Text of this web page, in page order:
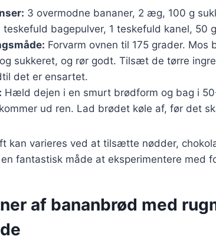
3 overmodne bananer, 2 æg, 100 g
teskefuld bagepulver, 1 teskefuld kanel, 50
Forvarm ovnen til 175 grader.
sukkeret, og rør godt. Tilsæt de tørre
det er ensartet.
Hæld dejen i en smurt brødform og bag i
ud ren. Lad brødet køle af, før det
kan varieres ved at tilsætte nødder,
fantastisk måde at eksperimentere med
af bananbrød med